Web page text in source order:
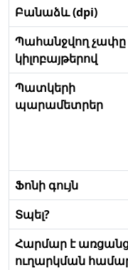
Բանաձև (dpi)
Պահանջվող չափը
կիլոբայթերով
Պատկերի
պարամետրեր
Ֆոնի գույն
Տպել?
Հարմար է
ուղարկման